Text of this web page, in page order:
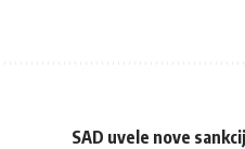
SAD uvele nove